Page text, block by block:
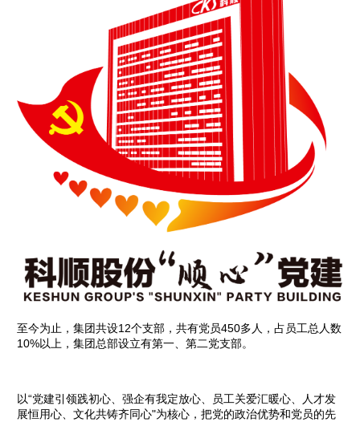
至今为止，集团共设12个支部，共有党员450多人，占员工总人数
10%以上，集团总部设立有第一、第二党支部。
以“党建引领践初心、强企有我定放心、员工关爱汇暖心、人才发
展恒用心、文化共铸齐同心"为核心，把党的政治优势和党员的先